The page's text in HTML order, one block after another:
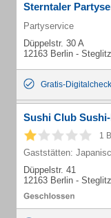
Sterntaler
Partyservice
Düppelstr. 30 A
12163 Berlin - Steglitz
Gratis-Digitalcheck
Sushi Club
1
Gaststätten:
Düppelstr. 41
12163 Berlin - Steglitz